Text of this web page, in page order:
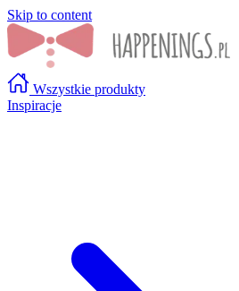
Skip to content
Wszystkie produkty
Inspiracje